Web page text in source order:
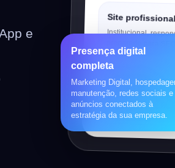
e
Site profissional
Institucional,
Loja virtual
WooCommerce,
pagamentos, frete e
Presença digital
completa
Marketing Digital,
manutenção, redes sociais e
anúncios conectados à
estratégia da sua empresa.